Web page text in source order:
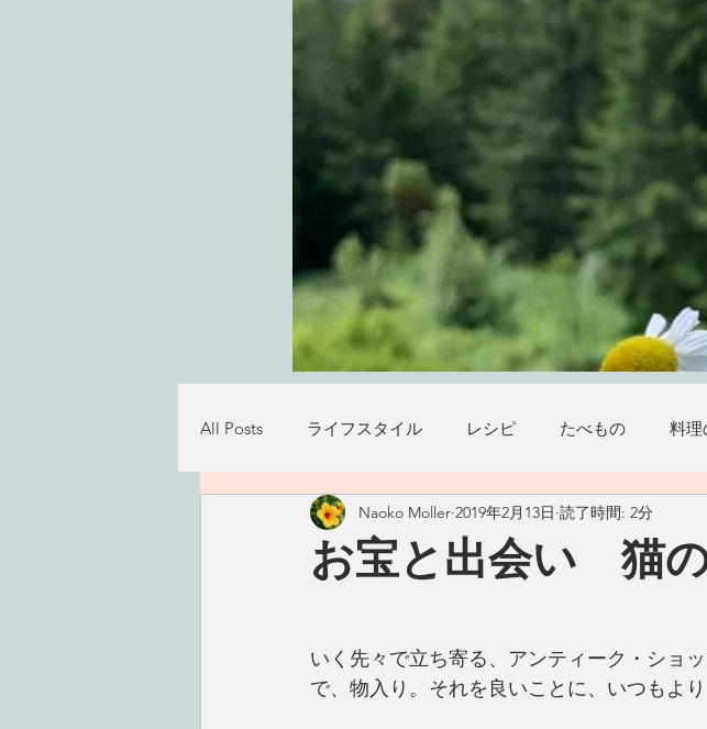
All Posts ライフスタイル レシピ たべもの 料理
つぶやき 精進料理 おうちごはん
こころ タレ・ソース 和食 リサイ
お宝と出会い 猫
Naoko Moller 2019年2月13日 読了時間: 2分
いく先々で立ち寄る、アンティーク・ショ
で、物入り。それを良いことに、いつもよ